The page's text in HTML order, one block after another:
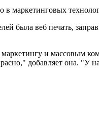
в маркетинговых
была веб печать,
и массовым
добавляет она. "У